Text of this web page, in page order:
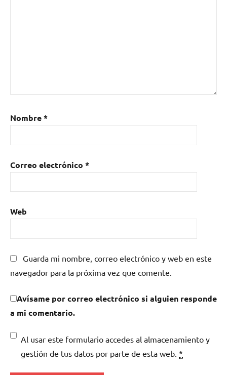
Nombre*
Correo electrónico *
Web
Guarda mi nombre, correo electrónico y web en este
navegador para la próxima vez que comente.
Avísame por correo electrónico si alguien responde
a mi comentario.
Al usar este formulario accedes al almacenamiento y
gestión de tus datos por parte de esta web. *